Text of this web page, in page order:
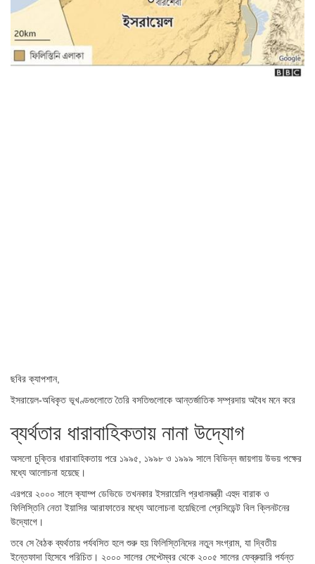
ছবির ক্যাপশান,
ইসরায়েল-অধিকৃত ভূখণ্ডগুলোতে তৈরি বসতিগুলোকে আন্তর্জাতিক সম্প্রদায় অবৈধ মনে করে
ব্যর্থতার ধারাবাহিকতায় নানা উদ্যোগ
অসলো চুক্তির ধারাবাহিকতায় পরে ১৯৯৫, ১৯৯৮ ও ১৯৯৯ সালে বিভিন্ন জায়গায় উভয় পক্ষের
মধ্যে আলোচনা হয়েছে।
এরপরে ২০০০ সালে ক্যাম্প ডেভিডে তখনকার ইসরায়েলি প্রধানমন্ত্রী এহুদ বারাক ও
ফিলিস্তিনি নেতা ইয়াসির আরাফাতের মধ্যে আলোচনা হয়েছিলো প্রেসিডেন্ট বিল ক্লিনটনের
উদ্যোগে।
তবে সে বৈঠক ব্যর্থতায় পর্যবসিত হলে শুরু হয় ফিলিস্তিনিদের নতুন সংগ্রাম, যা দ্বিতীয়
ইন্তেফাদা হিসেবে পরিচিত। ২০০০ সালের সেপ্টেম্বর থেকে ২০০৫ সালের ফেব্রুয়ারি পর্যন্ত